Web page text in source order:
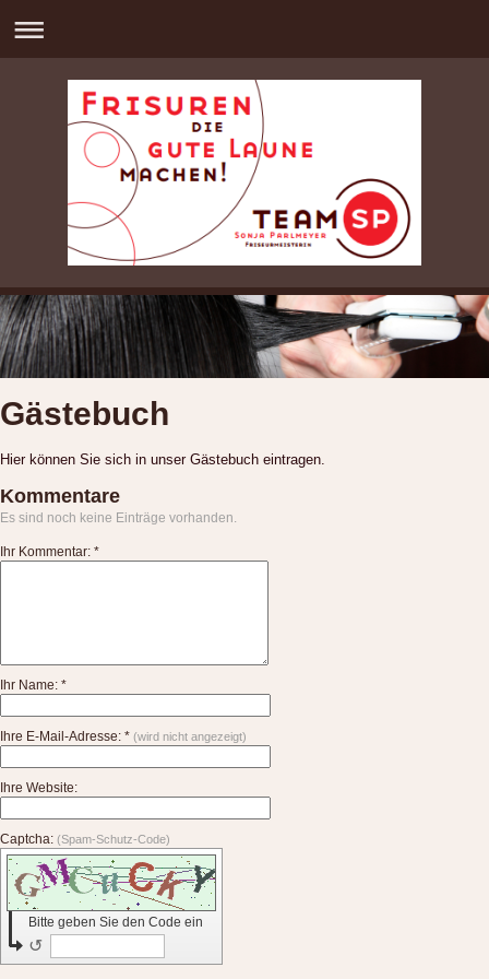
Gästebuch
Hier können Sie sich in unser Gästebuch eintragen.
Kommentare
Es sind noch keine Einträge vorhanden.
Ihr Kommentar: *
Ihr Name: *
Ihre E-Mail-Adresse: * (wird nicht angezeigt)
Ihre Website:
Captcha: (Spam-Schutz-Code)
Bitte geben Sie den Code ein
↺